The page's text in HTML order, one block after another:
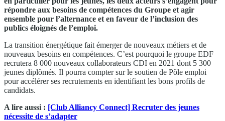
répondre aux besoins de compétences du Groupe et agir
ensemble pour l’alternance et en faveur de l’inclusion des
publics éloignés de l’emploi.
La transition énergétique fait émerger de nouveaux métiers et de
nouveaux besoins en compétences. C’est pourquoi le groupe EDF
recrutera 8 000 nouveaux collaborateurs CDI en 2021 dont 5 300
jeunes diplômés. Il pourra compter sur le soutien de Pôle emploi
pour accélérer ses recrutements en identifiant les bons profils de
candidats.
A lire aussi : [Club Alliancy Connect] Recruter des jeunes
nécessite de s’adapter